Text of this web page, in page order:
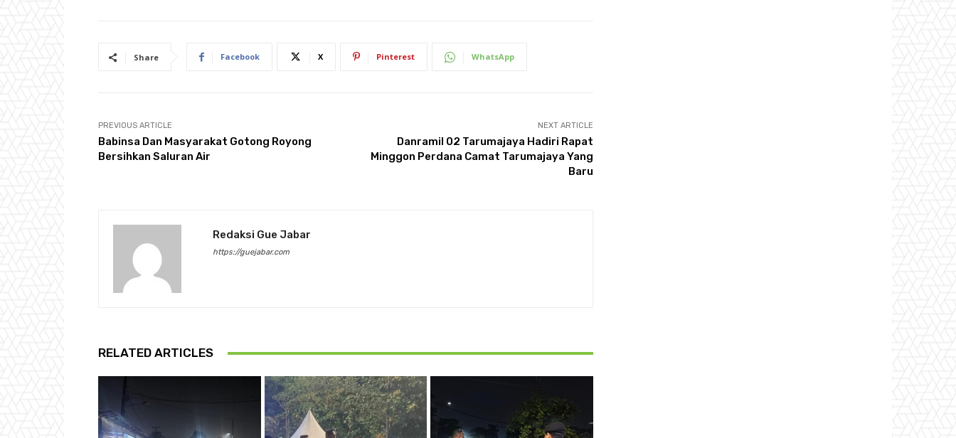
Share Facebook X Pinterest WhatsApp
PREVIOUS ARTICLE
Babinsa Dan Masyarakat Gotong Royong
Bersihkan Saluran Air
NEXT ARTICLE
Danramil 02 Tarumajaya Hadiri Rapat
Minggon Perdana Camat Tarumajaya Yang
Baru
Redaksi Gue Jabar
https://guejabar.com
RELATED ARTICLES